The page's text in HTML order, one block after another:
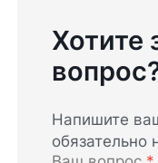
Хотите
Напишите
обязательно